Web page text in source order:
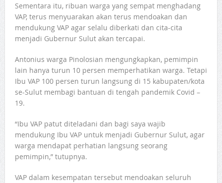
Sementara itu, ribuan warga yang sempat menghadang
VAP, terus menyuarakan akan terus mendoakan dan
mendukung VAP agar selalu diberkati dan cita-cita
menjadi Gubernur Sulut akan tercapai.
Antonius warga Pinolosian mengungkapkan, pemimpin
lain hanya turun 10 persen memperhatikan warga. Tetapi
Ibu VAP 100 persen turun langsung di 15 kabupaten/kota
se-Sulut membagi bantuan di tengah pandemik Covid –
19.
“Ibu VAP patut diteladani dan bagi saya wajib
mendukung Ibu VAP untuk menjadi Gubernur Sulut, agar
warga mendapat perhatian langsung seorang
pemimpin,” tutupnya.
VAP dalam kesempatan tersebut mendoakan seluruh